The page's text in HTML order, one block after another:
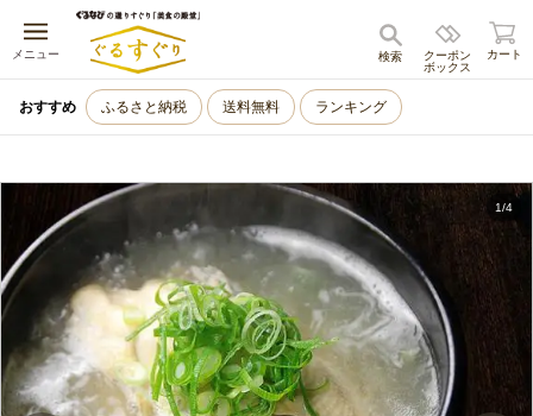
メニュー
キャンセル
クーポン
ボックス
検索 カート
おすすめ ふるさと納税 送料無料 ランキング
1/4